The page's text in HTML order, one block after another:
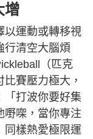
增
以運動或轉移視
行清空大腦煩
（匹克
賽壓力極大，
「打波你要好集
嘢㗎，當你專注
同樣熱愛極限運